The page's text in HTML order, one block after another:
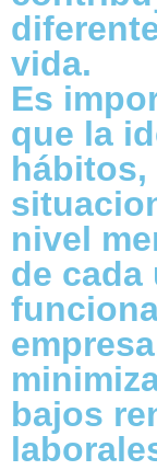
vida.
Es
que la
nivel
de cada
bajos